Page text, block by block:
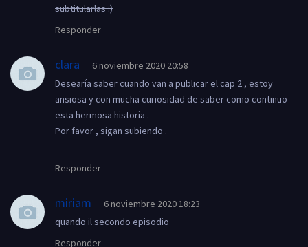
subtitularlas :)
Responder
clara
6 noviembre 2020 20:58
Desearía saber cuando van a publicar el cap 2 , estoy
ansiosa y con mucha curiosidad de saber como continuo
esta hermosa historia .
Por favor , sigan subiendo .
Responder
miriam
6 noviembre 2020 18:23
quando il secondo episodio
Responder